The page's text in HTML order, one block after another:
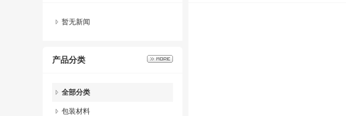
暂无新闻
产品分类
全部分类
包装材料